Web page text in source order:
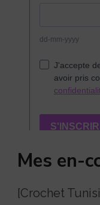
Mes en-
[Crochet